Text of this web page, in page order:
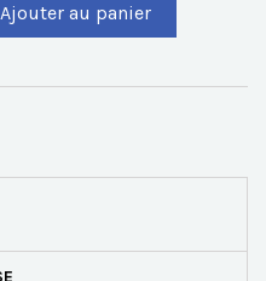
Ajouter au panier